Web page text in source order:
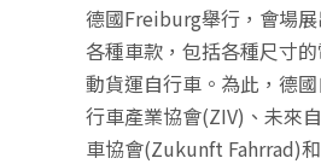
德國Freiburg舉行，會場展
各種車款，包括各種尺寸
動貨運自行車。為此，德國
行車產業協會(ZIV)、未來
車協會(Zukunft Fahrrad)